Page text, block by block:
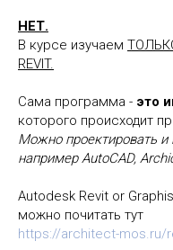
НЕТ.
В курсе изучаем
REVIT.
Сама программа - это
которого происходит
Можно проектировать и
например AutoCAD,
Autodesk Revit or
можно почитать тут
https://architect-mos.ru/